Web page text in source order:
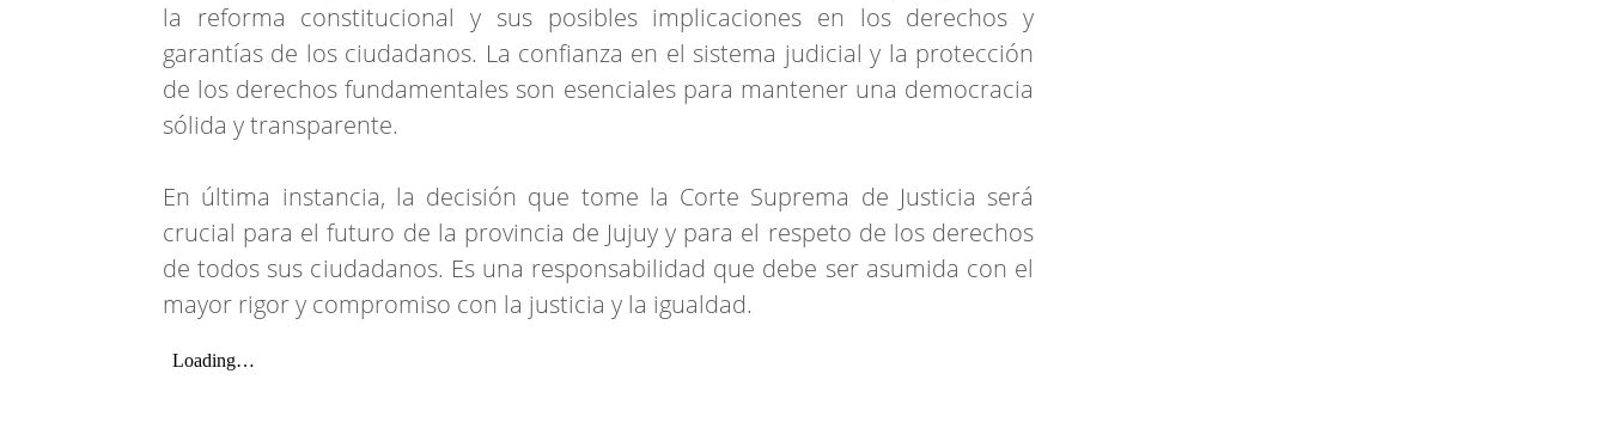
la reforma constitucional y sus posibles implicaciones en los derechos y
garantías de los ciudadanos. La confianza en el sistema judicial y la protección
de los derechos fundamentales son esenciales para mantener una democracia
sólida y transparente.
En última instancia, la decisión que tome la Corte Suprema de Justicia será
crucial para el futuro de la provincia de Jujuy y para el respeto de los derechos
de todos sus ciudadanos. Es una responsabilidad que debe ser asumida con el
mayor rigor y compromiso con la justicia y la igualdad.